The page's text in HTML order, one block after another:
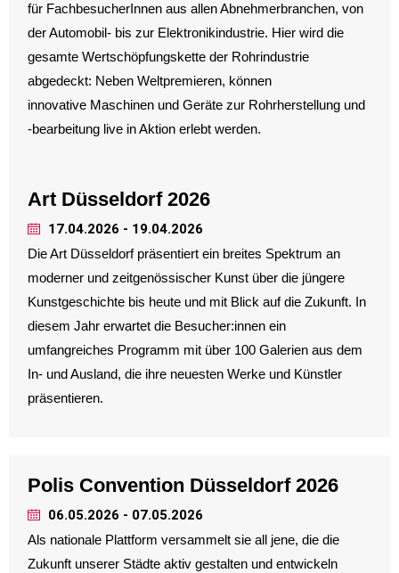
für FachbesucherInnen aus allen Abnehmerbranchen, von
der Automobil- bis zur Elektronikindustrie. Hier wird die
gesamte Wertschöpfungskette der Rohrindustrie
abgedeckt: Neben Weltpremieren, können
innovative Maschinen und Geräte zur Rohrherstellung und
-bearbeitung live in Aktion erlebt werden.
Art Düsseldorf 2026
17.04.2026 - 19.04.2026
Die Art Düsseldorf präsentiert ein breites Spektrum an
moderner und zeitgenössischer Kunst über die jüngere
Kunstgeschichte bis heute und mit Blick auf die Zukunft. In
diesem Jahr erwartet die Besucher:innen ein
umfangreiches Programm mit über 100 Galerien aus dem
In- und Ausland, die ihre neuesten Werke und Künstler
präsentieren.
Polis Convention Düsseldorf 2026
06.05.2026 - 07.05.2026
Als nationale Plattform versammelt sie all jene, die die
Zukunft unserer Städte aktiv gestalten und entwickeln